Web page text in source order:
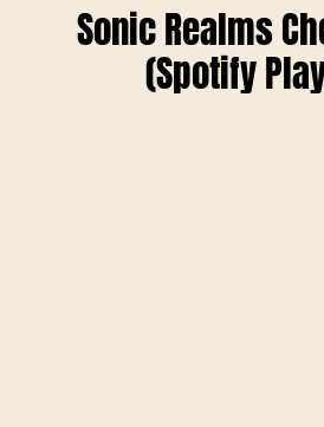
Sonic Realms
(Spotify